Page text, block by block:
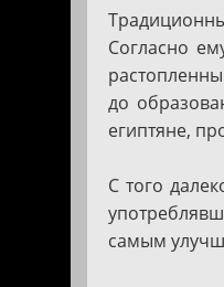
Красное
море
Синайский
полуостров
Согласно
до
египтяне,
С того
самым